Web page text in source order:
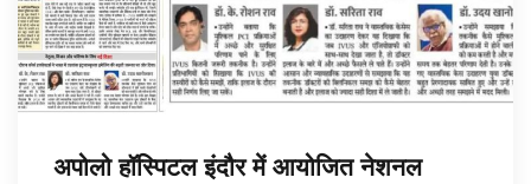
अपोलो हॉस्पिटल इंदौर में आयोजित नेशनल